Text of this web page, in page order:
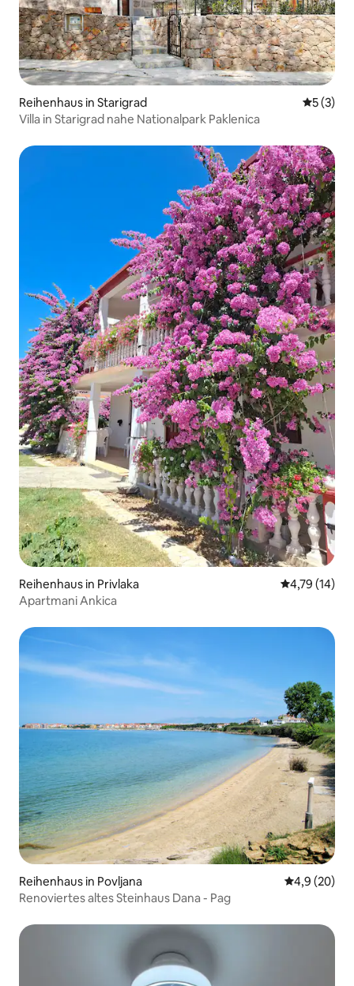
Reihenhaus in Starigrad
5 (3)
Villa in Starigrad nahe Nationalpark Paklenica
Reihenhaus in Privlaka
4,79 (14)
Apartmani Ankica
Reihenhaus in Povljana
4,9 (20)
Renoviertes altes Steinhaus Dana - Pag